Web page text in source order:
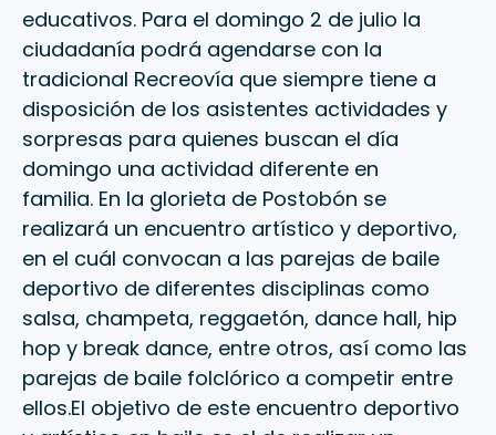
educativos. Para el domingo 2 de julio la
ciudadanía podrá agendarse con la
tradicional Recreovía que siempre tiene a
disposición de los asistentes actividades y
sorpresas para quienes buscan el día
domingo una actividad diferente en
familia. En la glorieta de Postobón se
realizará un encuentro artístico y deportivo,
en el cuál convocan a las parejas de baile
deportivo de diferentes disciplinas como
salsa, champeta, reggaetón, dance hall, hip
hop y break dance, entre otros, así como las
parejas de baile folclórico a competir entre
ellos.El objetivo de este encuentro deportivo